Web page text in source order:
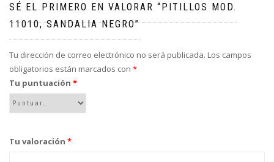
SÉ EL PRIMERO EN VALORAR “PITILLOS MOD.
11010, SANDALIA NEGRO”
Tu dirección de correo electrónico no será publicada. Los campos
obligatorios están marcados con *
Tu puntuación *
Tu valoración *